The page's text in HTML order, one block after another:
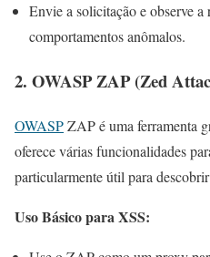
Envie a solicitação e observe
comportamentos anômalos.
2. OWASP ZAP (Zed
OWASPZAP é uma ferramenta
oferece várias funcionalidades
particularmente útil para
Uso Básico para XSS: